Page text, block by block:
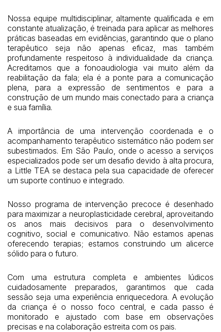
Nossa equipe multidisciplinar, altamente qualificada e em
constante atualização, é treinada para aplicar as melhores
práticas baseadas em evidências, garantindo que o plano
terapêutico seja não apenas eficaz, mas também
profundamente respeitoso à individualidade da criança.
Acreditamos que a fonoaudiologia vai muito além da
reabilitação da fala; ela é a ponte para a comunicação
plena, para a expressão de sentimentos e para a
construção de um mundo mais conectado para a criança
e sua família.
A importância de uma intervenção coordenada e o
acompanhamento terapêutico sistemático não podem ser
subestimados. Em São Paulo, onde o acesso a serviços
especializados pode ser um desafio devido à alta procura,
a Little TEA se destaca pela sua capacidade de oferecer
um suporte contínuo e integrado.
Nosso programa de intervenção precoce é desenhado
para maximizar a neuroplasticidade cerebral, aproveitando
os anos mais decisivos para o desenvolvimento
cognitivo, social e comunicativo. Não estamos apenas
oferecendo terapias; estamos construindo um alicerce
sólido para o futuro.
Com uma estrutura completa e ambientes lúdicos
cuidadosamente preparados, garantimos que cada
sessão seja uma experiência enriquecedora. A evolução
da criança é o nosso foco central, e cada passo é
monitorado e ajustado com base em observações
precisas e na colaboração estreita com os pais.